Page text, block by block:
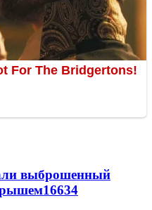
выброшенный
16634